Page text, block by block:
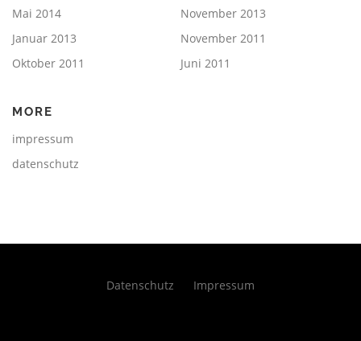
Mai 2014
November 2013
Januar 2013
November 2011
Oktober 2011
Juni 2011
MORE
impressum
datenschutz
Datenschutz Impressum